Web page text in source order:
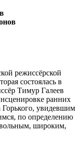
режиссёрской
состоялась в
Тимур Галеев
ранних
увидевшим
по определению
широким,